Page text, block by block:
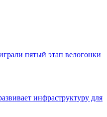
пятый этап велогонки
инфраструктуру для